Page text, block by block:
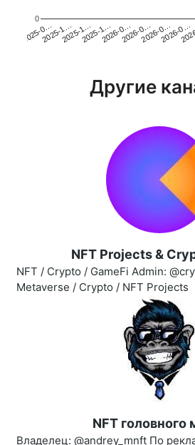
2025-0…2025-1…2025-1…2025-1…2026-0…2026-0…2026-0…2026-0…
0
Другие
NFT Projects &
NFT / Crypto / GameFi Admin:
Metaverse / Crypto / NFT Projects
NFT головного
Владелец: @andrey_mnft По